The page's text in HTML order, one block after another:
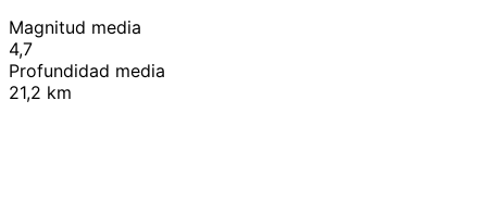
Magnitud media
4,7
Profundidad media
21,2 km